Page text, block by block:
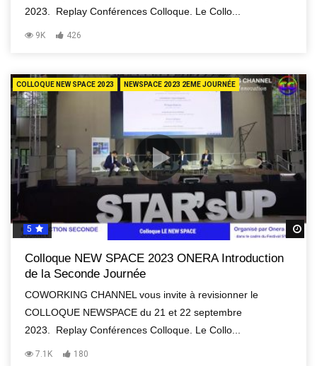
2023. Replay Conférences Colloque. Le Collo...
9K 426
COLLOQUE NEW SPACE 2023 NEWSPACE 2023 2EME JOURNÉE
5
Colloque NEW SPACE 2023 ONERA Introduction
de la Seconde Journée
COWORKING CHANNEL vous invite à revisionner le
COLLOQUE NEWSPACE du 21 et 22 septembre
2023. Replay Conférences Colloque. Le Collo...
7.1K 180